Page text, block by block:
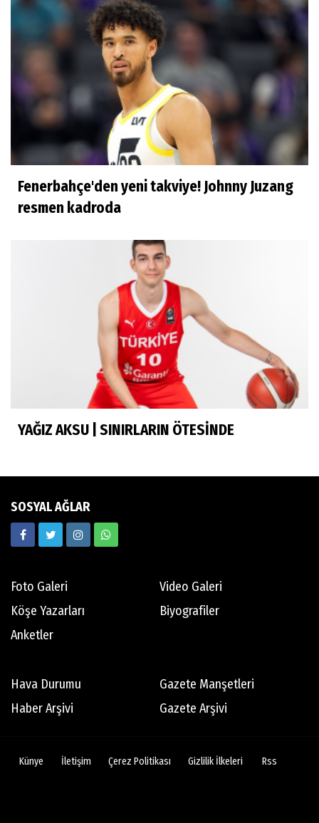
Ilgım Çetin
Muhteşem veda
Ece Ergez
TBL'YE YÜKSELEN İKİ BÜYÜK HİKÂYE
İhsan Bayülken
İyi ki...
Esmeral Tunçluer
Batur Abi anısına...
Murat Yosmaoğlu
Herkesin Batur Abisi
Neşe Ceylan Zengin
Ekrem Memnun
Hedef odaklı
Abdi İpekçi
Mutsuz son
Dikiş tutturamayan 76ers'ın son 10 yılında
Fenerbahçe'den yeni takviye! Johnny Juzang
resmen kadroda
YAĞIZ AKSU | SINIRLARIN ÖTESİNDE
SOSYAL AĞLAR
Foto Galeri
Video Galeri
Köşe Yazarları
Biyografiler
Anketler
Hava Durumu
Gazete Manşetleri
Haber Arşivi
Gazete Arşivi
Künye İletişim Çerez Politikası Gizlilik İlkeleri Rss